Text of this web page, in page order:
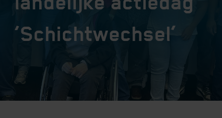
‘Schichtwechsel’